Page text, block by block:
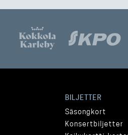
BILJETTER
Säsongkort
Konsertbiljetter